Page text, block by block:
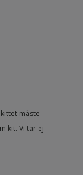
måste
kit. Vi tar ej